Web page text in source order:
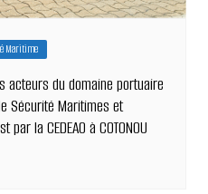
Maritime
acteurs du domaine portuaire
Sécurité Maritimes et
la CEDEAO à COTONOU